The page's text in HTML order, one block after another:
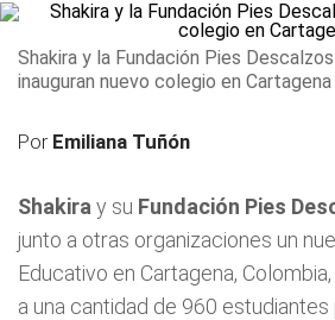
Shakira y la Fundación Pies Descalzos
inauguran nuevo colegio en Cartagena
Por Emiliana Tuñón
Shakira y su Fundación Pies
junto a otras organizaciones un
Educativo en Cartagena,
a una cantidad de 960 estudiantes